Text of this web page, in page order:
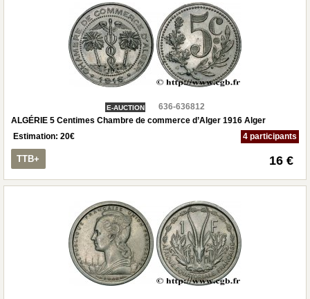
E-AUCTION
636-636812
ALGÉRIE 5 Centimes Chambre de commerce d’Alger 1916 Alger
Estimation: 20€ 4 participants
TTB+ 16 €